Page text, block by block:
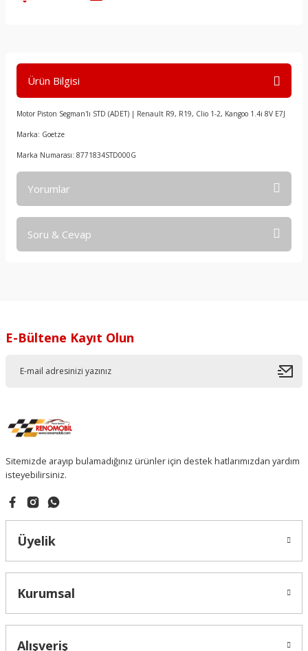
Ürün Bilgisi
Motor Piston Segman'lı STD (ADET) | Renault R9, R19, Clio 1-2, Kangoo 1.4i 8V E7J
Marka: Goetze
Marka Numarası: 8771834STD000G
Yorumlar
Soru & Cevap
E-Bültene Kayıt Olun
Sitemizde arayıp bulamadığınız ürünler için destek hatlarımızdan yardım
isteyebilirsiniz.
Üyelik
Kurumsal
Alışveriş